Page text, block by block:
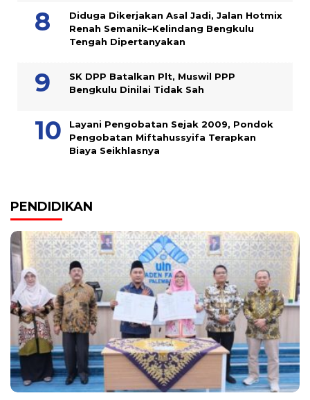
Diduga Dikerjakan Asal Jadi, Jalan Hotmix
Renah Semanik–Kelindang Bengkulu
Tengah Dipertanyakan
SK DPP Batalkan Plt, Muswil PPP
Bengkulu Dinilai Tidak Sah
Layani Pengobatan Sejak 2009, Pondok
Pengobatan Miftahussyifa Terapkan
Biaya Seikhlasnya
PENDIDIKAN